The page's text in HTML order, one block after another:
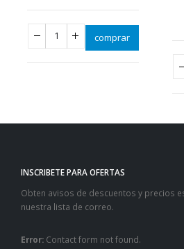
comprar
INSCRIBETE PARA OFERTAS
Obten avisos de descuentos y precios
nuestra lista de correo.
Error: Contact form not found.